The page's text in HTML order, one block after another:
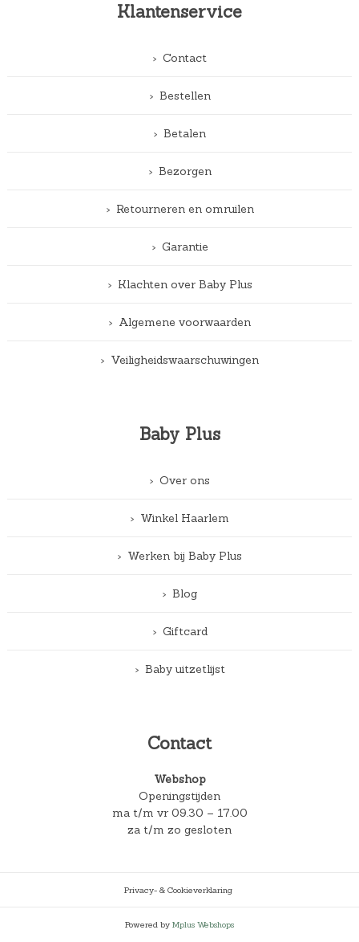
Klantenservice
Contact
Bestellen
Betalen
Bezorgen
Retourneren en omruilen
Garantie
Klachten over Baby Plus
Algemene voorwaarden
Veiligheidswaarschuwingen
Baby Plus
Over ons
Winkel Haarlem
Werken bij Baby Plus
Blog
Giftcard
Baby uitzetlijst
Contact
Webshop
Openingstijden
ma t/m vr 09.30 – 17.00
za t/m zo gesloten
Privacy- & Cookieverklaring
Powered by Mplus Webshops